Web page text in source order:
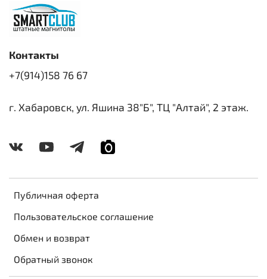
Публичная оферта
Пользовательское соглашение
Обмен и возврат
Обратный звонок
Контакты
+7(914)158 76 67
г. Хабаровск, ул. Яшина 38"Б", ТЦ "Алтай", 2 этаж.